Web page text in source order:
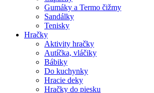
Gumáky a Termo čižmy
Sandálky
Tenisky
Hračky
Aktivity hračky
Autíčka, vláčiky
Bábiky
Do kuchynky
Hracie deky
Hračky do piesku